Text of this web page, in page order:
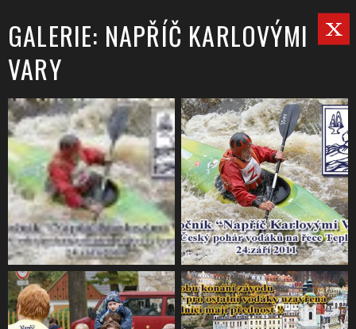
GALERIE: NAPŘÍČ KARLOVÝMI
VARY